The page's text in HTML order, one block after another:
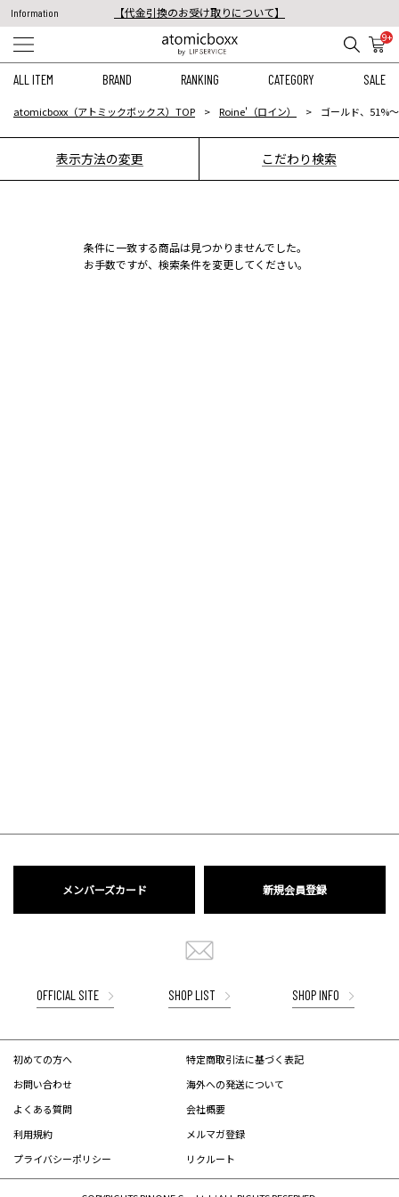
Information
【代金引換のお受け取りについて】
税込11,000円以上のご注文で送料無料！
9+
ALL ITEM BRAND RANKING CATEGORY SALE
atomicboxx（アトミックボックス）TOP Roine'（ロイン） ゴールド、51%
表示方法の変更 こだわり検索
条件に一致する商品は見つかりませんでした。
お手数ですが、検索条件を変更してください。
メンバーズカード 新規会員登録
OFFICIAL SITE SHOP LIST SHOP INFO
初めての方へ
お問い合わせ
よくある質問
利用規約
プライバシーポリシー
特定商取引法に基づく表記
海外への発送について
会社概要
メルマガ登録
リクルート